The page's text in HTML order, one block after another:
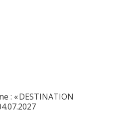
: « DESTINATION